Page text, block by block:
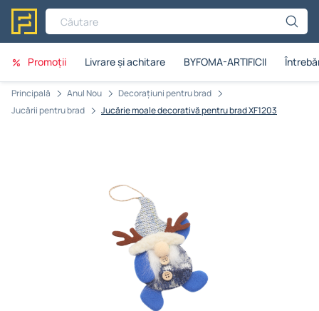
Căutare
Promoții Livrare și achitare BYFOMA-ARTIFICII
Principală Anul Nou
Decorațiuni pentru brad
Jucării pentru brad
Jucărie moale decorativă pentru brad XF1203